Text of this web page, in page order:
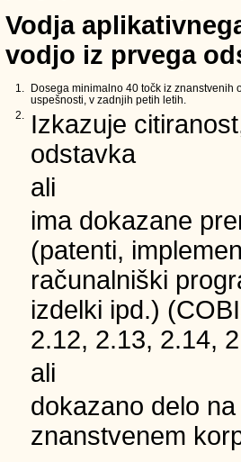
Vodja
vodjo iz prvega
1.
Dosega minimalno 40 točk iz znanstvenih
uspešnosti, v zadnjih petih letih.
2.
Izkazuje
odstavka
ali
ima dokazane
(patenti,
računalniški
izdelki ipd.)
2.12, 2.13, 2.14,
ali
dokazano delo
znanstvenem